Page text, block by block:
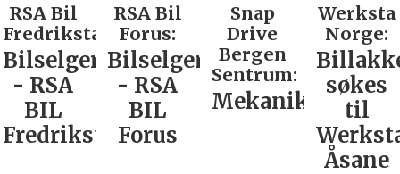
RSA Bil
Fredrikstad:
Bilselger
- RSA
BIL
Fredrikstad
RSA Bil
Forus:
Bilselger
- RSA
BIL
Forus
Snap
Drive
Bergen
Sentrum:
Mekaniker
Werksta
Norge:
søkes
til
Åsane